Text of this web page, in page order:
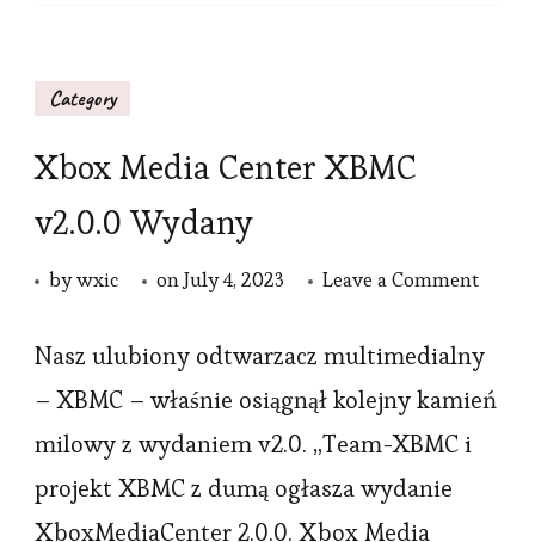
Category
Xbox Media Center XBMC
v2.0.0 Wydany
bywxic onJuly 4, 2023 Leave a Commenton
Media
Center
Nasz ulubiony odtwarzacz multimedialny
– XBMC – właśnie osiągnął kolejny kamień
milowy z wydaniem v2.0. „Team-XBMC i
projekt XBMC z dumą ogłasza wydanie
XboxMediaCenter 2.0.0. Xbox Media